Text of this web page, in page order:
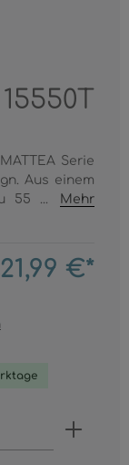
15550T
Serie
Aus einem
55 ...
Mehr
21,99 €*